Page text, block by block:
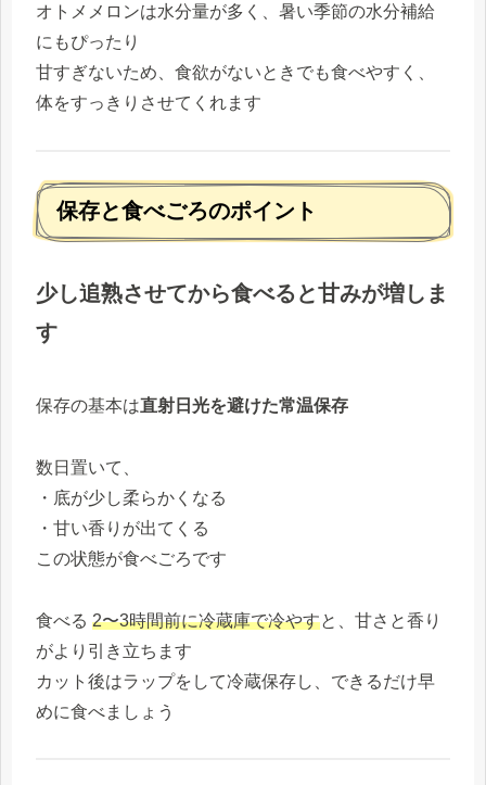
オトメメロンは水分量が多く、暑い季節の水分補給
にもぴったり
甘すぎないため、食欲がないときでも食べやすく、
体をすっきりさせてくれます
保存と食べごろのポイント
少し追熟させてから食べると甘みが増しま
す
保存の基本は直射日光を避けた常温保存
数日置いて、
・底が少し柔らかくなる
・甘い香りが出てくる
この状態が食べごろです
食べる 2〜3時間前に冷蔵庫で冷やすと、甘さと香り
がより引き立ちます
カット後はラップをして冷蔵保存し、できるだけ早
めに食べましょう